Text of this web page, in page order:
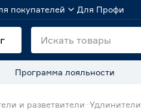
покупателей Для Профи
Программа лояльности
и разветвители Удлинители